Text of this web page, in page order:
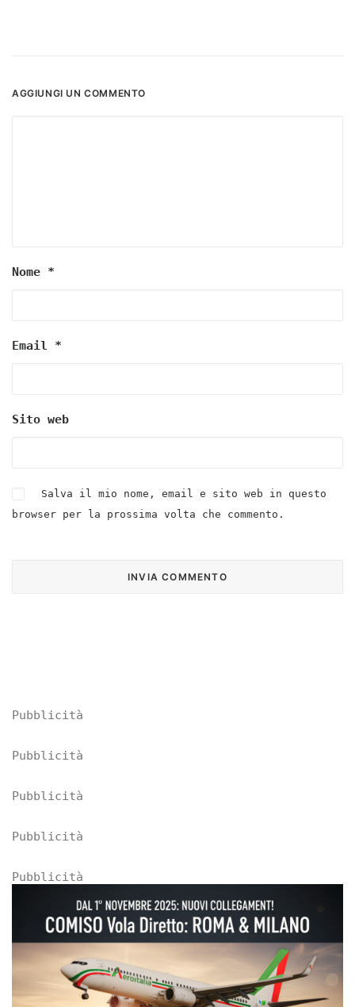
AGGIUNGI UN COMMENTO
Nome *
Email *
Sito web
Salva il mio nome, email e sito web in questo
browser per la prossima volta che commento.
Pubblicità
Pubblicità
Pubblicità
Pubblicità
Pubblicità